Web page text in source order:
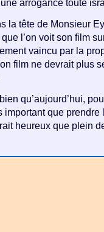
arrogance toute
la tête de Monsieur
l’on voit son film
vaincu par la
film ne devrait plus
qu’aujourd’hui,
important que prendre
heureux que plein